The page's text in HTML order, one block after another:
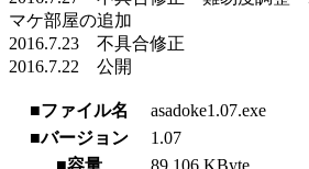
マケ部屋の追加
2016.7.23 不具合修正
2016.7.22 公開
■ファイル名
asadoke1.07.exe
■バージョン
1.07
■容量
89,106 KByte